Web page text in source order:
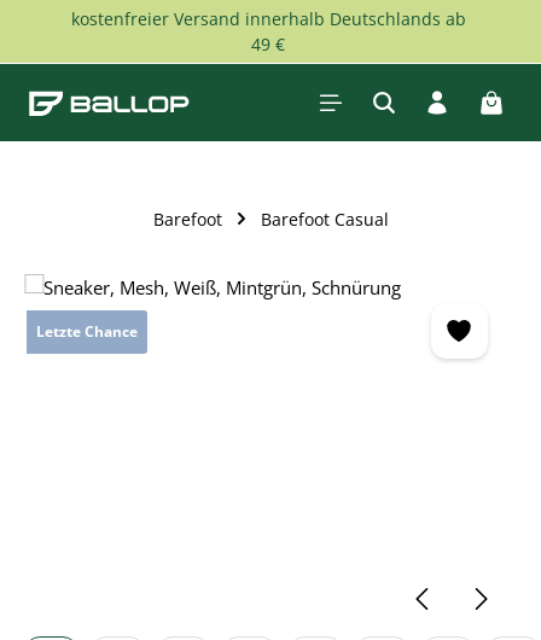
Zum Hauptinhalt springen
kostenfreier Versand innerhalb Deutschlands ab
49 €
Barefoot Barefoot Casual
Bildergalerie überspringen
Letzte Chance